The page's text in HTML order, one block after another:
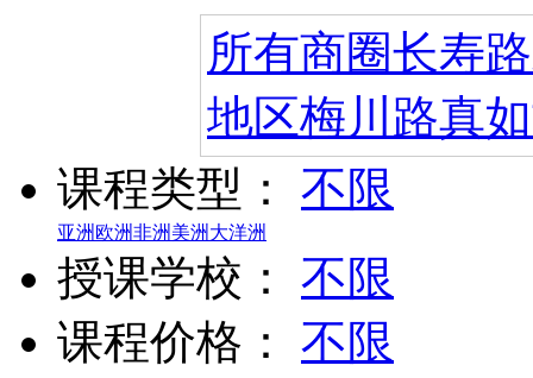
所有商圈长寿路
地区梅川路真如
课程类型：
不限
亚洲 欧洲非洲 美洲 大洋洲
授课学校：
不限
课程价格：
不限